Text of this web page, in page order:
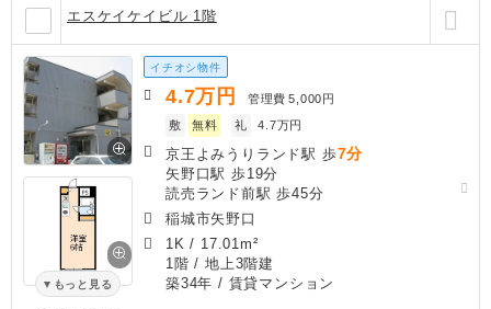
エスケイケイビル 1階
もっと見る
イチオシ物件
4.7万円 管理費 5,000円
敷
無料 礼 4.7万円
京王よみうりランド駅 歩7分
矢野口駅 歩19分
読売ランド前駅 歩45分
稲城市矢野口
1K / 17.01m²
1階 / 地上3階建
築34年 / 賃貸マンション